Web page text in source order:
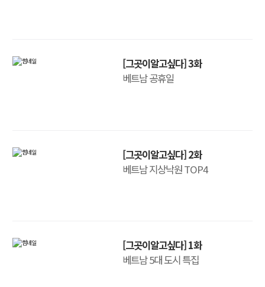
[그곳이알고싶다] 3화
베트남 공휴일
[그곳이알고싶다] 2화
베트남 지상낙원 TOP4
[그곳이알고싶다] 1화
베트남 5대 도시 특집